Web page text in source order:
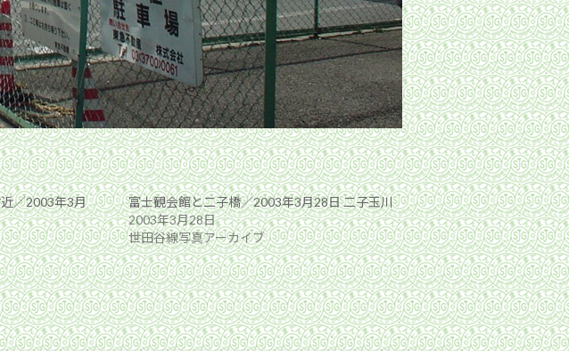
／2003年3月
富士観会館と二子橋／2003年3月28日 二子玉川
2003年3月28日
世田谷線写真アーカイブ